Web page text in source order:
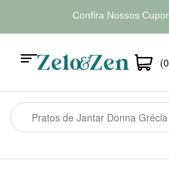
Confira Nossos